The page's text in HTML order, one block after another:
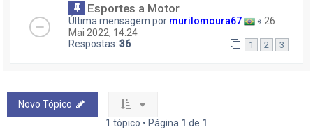
Esportes a Motor
Última mensagem por murilomoura67 « 26
Mai 2022, 14:24
Respostas: 36 1 2 3
Novo Tópico
1 tópico • Página 1 de 1